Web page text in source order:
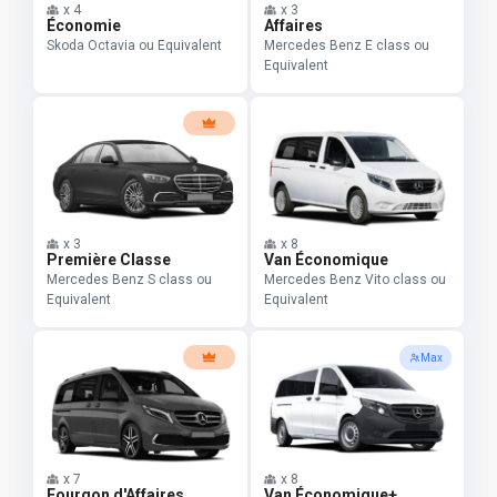
x 4
Économie
Skoda Octavia ou Equivalent
x 3
Affaires
Mercedes Benz E class ou
Equivalent
x 3
Première Classe
Mercedes Benz S class ou
Equivalent
x 8
Van Économique
Mercedes Benz Vito class ou
Equivalent
x 7
Max
x 8